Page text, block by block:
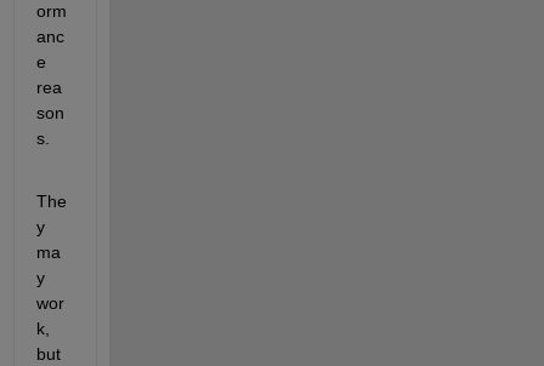
orm
anc
e
rea
son
s.
The
y
ma
y
wor
k,
but